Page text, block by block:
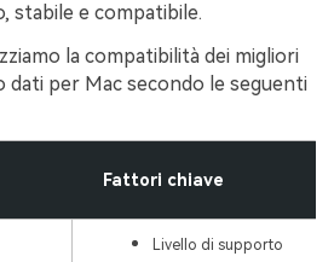
stabile e compatibile.
la compatibilità dei migliori
per Mac secondo le seguenti
Fattori chiave
Livello di supporto